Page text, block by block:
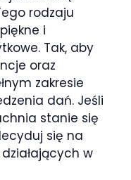
rodzaju
i
Tak, aby
oraz
zakresie
dań. Jeśli
stanie się
się na
w